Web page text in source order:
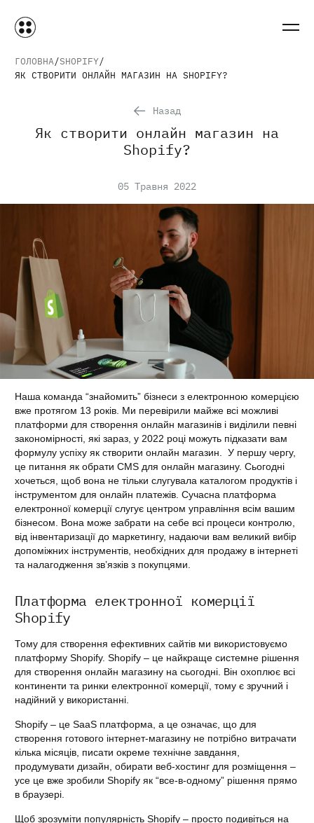
ГОЛОВНА SHOPIFY
ЯК СТВОРИТИ ОНЛАЙН МАГАЗИН НА SHOPIFY?
Назад
Як створити онлайн магазин на
Shopify?
05 Травня 2022
Наша команда “знайомить” бізнеси з електронною комерцією
вже протягом 13 років. Ми перевірили майже всі можливі
платформи для створення онлайн магазинів і виділили певні
закономірності, які зараз, у 2022 році можуть підказати вам
формулу успіху як створити онлайн магазин. У першу чергу,
це питання як обрати CMS для онлайн магазину. Сьогодні
хочеться, щоб вона не тільки слугувала каталогом продуктів і
інструментом для онлайн платежів. Сучасна платформа
електронної комерції слугує центром управління всім вашим
бізнесом. Вона може забрати на себе всі процеси контролю,
від інвентаризації до маркетингу, надаючи вам великий вибір
допоміжних інструментів, необхідних для продажу в інтернеті
та налагодження зв’язків з покупцями.
Платформа електронної комерції
Shopify
Тому для створення ефективних сайтів ми використовуємо
платформу Shopify. Shopify – це найкраще системне рішення
для створення онлайн магазину на сьогодні. Він охоплює всі
континенти та ринки електронної комерції, тому є зручний і
надійний у використанні.
Shopify – це SaaS платформа, а це означає, що для
створення готового інтернет-магазину не потрібно витрачати
кілька місяців, писати окреме технічне завдання,
продумувати дизайн, обирати веб-хостинг для розміщення –
усе це вже зробили Shopify як “все-в-одному” рішення прямо
в браузері.
Щоб зрозуміти популярність Shopify – просто подивіться на